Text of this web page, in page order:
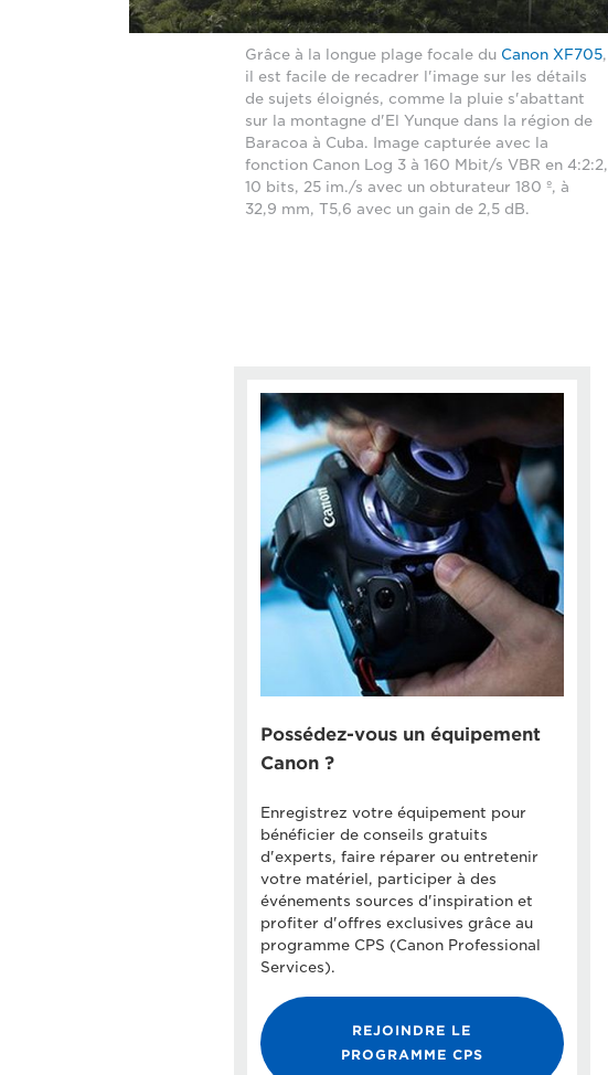
Grâce à la longue plage focale du Canon XF705,
il est facile de recadrer l'image sur les détails
de sujets éloignés, comme la pluie s'abattant
sur la montagne d'El Yunque dans la région de
Baracoa à Cuba. Image capturée avec la
fonction Canon Log 3 à 160 Mbit/s VBR en 4:2:2,
10 bits, 25 im./s avec un obturateur 180 º, à
32,9 mm, T5,6 avec un gain de 2,5 dB.
Possédez-vous un équipement
Canon ?
Enregistrez votre équipement pour
bénéficier de conseils gratuits
d'experts, faire réparer ou entretenir
votre matériel, participer à des
événements sources d'inspiration et
profiter d'offres exclusives grâce au
programme CPS (Canon Professional
Services).
REJOINDRE LE
PROGRAMME CPS